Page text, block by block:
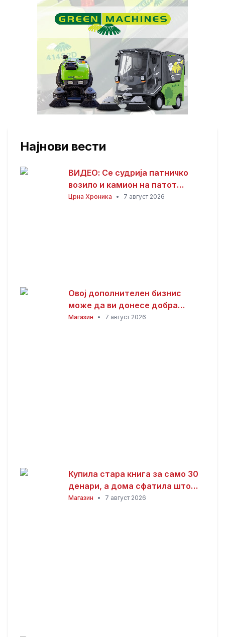
Најнови вести
ВИДЕО: Се судрија патничко
возило и камион на патот
Гостивар – Страж
Црна Хроника • 7 август 2026
Овој дополнителен бизнис
може да ви донесе добра
заработка од дома: Не ви треба
Магазин • 7 август 2026
Купила стара книга за само 30
денари, а дома сфатила што
всушност пронашла: „Како да
Магазин • 7 август 2026